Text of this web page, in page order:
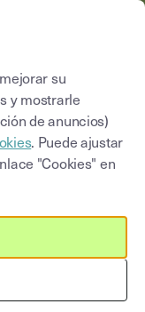
Saisissez un terme
de
y
su
y mostrarle
de anuncios)
. Puede ajustar
"Cookies" en